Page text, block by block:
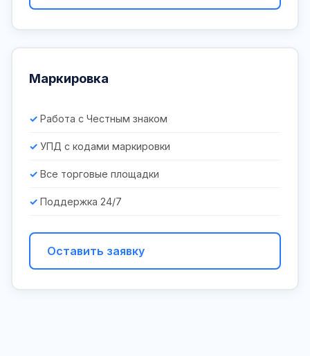
Маркировка
Работа с Честным знаком
УПД с кодами маркировки
Все торговые площадки
Поддержка 24/7
Оставить заявку